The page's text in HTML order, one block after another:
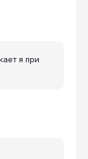
я при